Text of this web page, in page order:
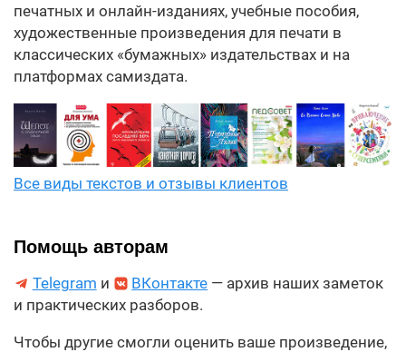
печатных и онлайн-изданиях, учебные пособия,
художественные произведения для печати в
классических «бумажных» издательствах и на
платформах самиздата.
Все виды текстов и отзывы клиентов
Помощь авторам
Telegram и ВКонтакте — архив наших заметок
и практических разборов.
Чтобы другие смогли оценить ваше произведение,